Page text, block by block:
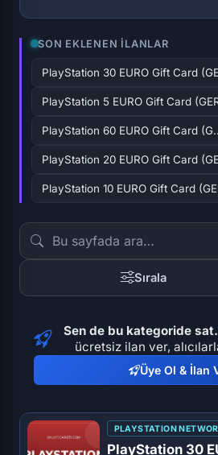
SON EKLENEN İLANLAR
PlayStation 5 EURO Gift Card
PlayStation 20 EURO Gift Card
PlayStation 10 EURO Gift Card
Sırala
Sen de bu kategoride sat.
ücretsiz ilan ver,
Üye Ol & İlan
PLAYSTATION
PlayStation 30